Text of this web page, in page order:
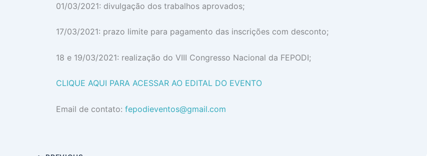
01/03/2021: divulgação dos trabalhos aprovados;
17/03/2021: prazo limite para pagamento das inscrições com desconto;
18 e 19/03/2021: realização do VIII Congresso Nacional da FEPODI;
CLIQUE AQUI PARA ACESSAR AO EDITAL DO EVENTO
Email de contato: fepodieventos@gmail.com